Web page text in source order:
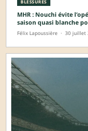
BLESSURES
MHR : Nouchi évite
saison quasi blanche
Félix Lapoussière · 30 juillet